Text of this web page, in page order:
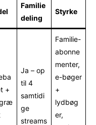
Familie
deling
Styrke
+
Ja – op
til 4
samtidi
ge
streams
Familie-
abonne
menter,
e-bøger
+
lydbøg
er,